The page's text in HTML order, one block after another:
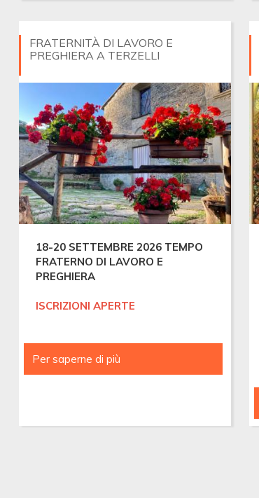
FRATERNITÀ DI LAVORO E
PREGHIERA A TERZELLI
18-20 SETTEMBRE 2026 TEMPO
FRATERNO DI LAVORO E
PREGHIERA
ISCRIZIONI APERTE
Per saperne di più
DI